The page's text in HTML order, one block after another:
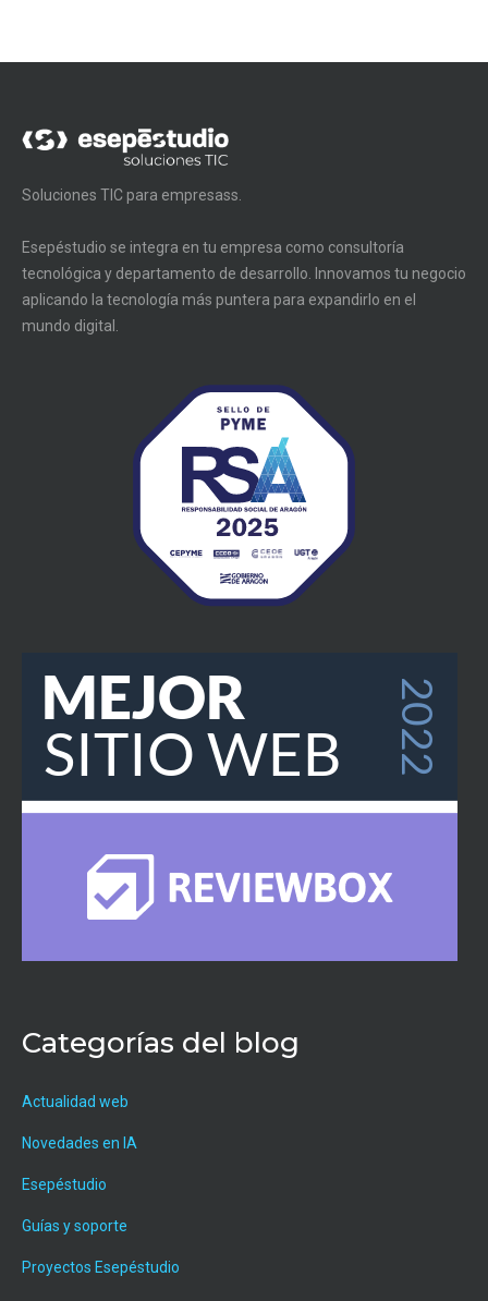
Soluciones TIC para empresass.
Esepéstudio se integra en tu empresa como consultoría
tecnológica y departamento de desarrollo. Innovamos tu negocio
aplicando la tecnología más puntera para expandirlo en el
mundo digital.
Categorías del blog
Actualidad web
Novedades en IA
Esepéstudio
Guías y soporte
Proyectos Esepéstudio